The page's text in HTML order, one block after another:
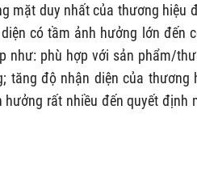
mặt duy nhất của thương hiệu
có tầm ảnh hưởng lớn đến
như: phù hợp với sản phẩm/
tăng độ nhận diện của thương
rất nhiều đến quyết định